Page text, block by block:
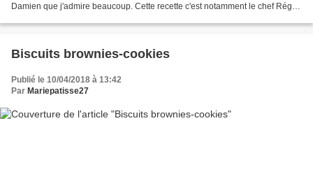
Damien que j'admire beaucoup. Cette recette c'est notamment le chef Régis
Biscuits brownies-cookies
Publié le 10/04/2018 à 13:42
Par Mariepatisse27